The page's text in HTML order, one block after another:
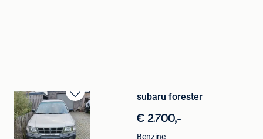
Bewaren
in
Mijn
Favorieten
subaru forester
€ 2.700,-
Benzine